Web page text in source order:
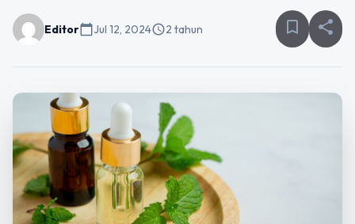
Editorcalendar_todayJul 12, 2024schedule2 tahun bookmark_border share